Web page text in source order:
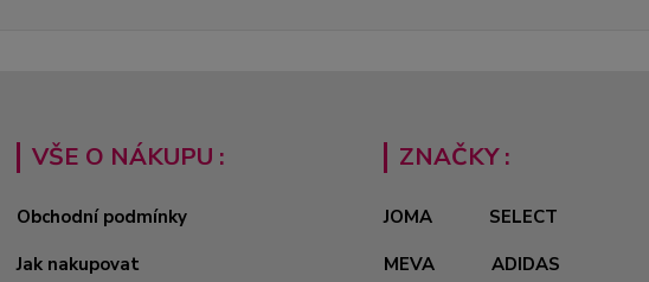
VŠE O NÁKUPU :
Obchodní podmínky
Jak nakupovat
ZNAČKY :
JOMA
SELECT
MEVA
ADIDAS